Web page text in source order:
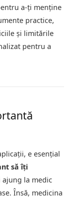
a-ți menține
practice,
și limitările
pentru a
e esențial
să îți
la medic
Însă, medicina